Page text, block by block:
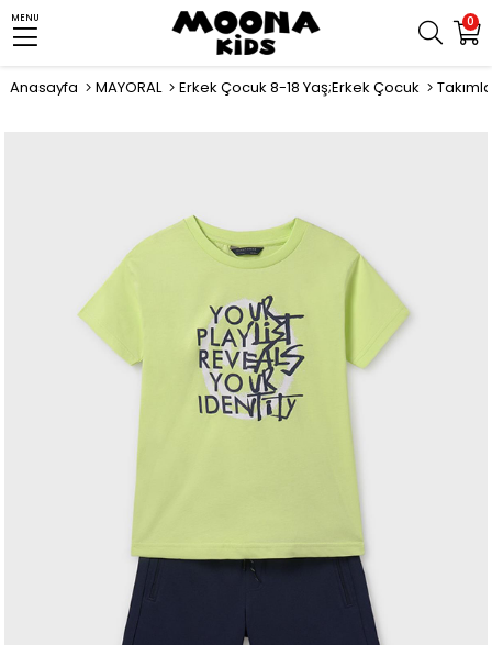
0
MENU
Anasayfa MAYORAL Erkek Çocuk 8-18 Yaş;Erkek Çocuk